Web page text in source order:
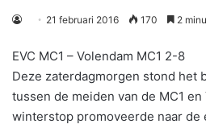
21 februari 2016 170 2
EVC MC1 – Volendam MC1 2-8
Deze zaterdagmorgen stond het
tussen de meiden van de MC1
winterstop promoveerde naar de